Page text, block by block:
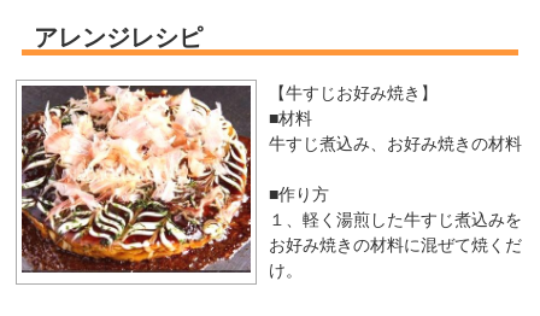
アレンジレシピ
【牛すじお好み焼き】
■材料
牛すじ煮込み、お好み焼きの材料
■作り方
１、軽く湯煎した牛すじ煮込みを
お好み焼きの材料に混ぜて焼くだ
け。